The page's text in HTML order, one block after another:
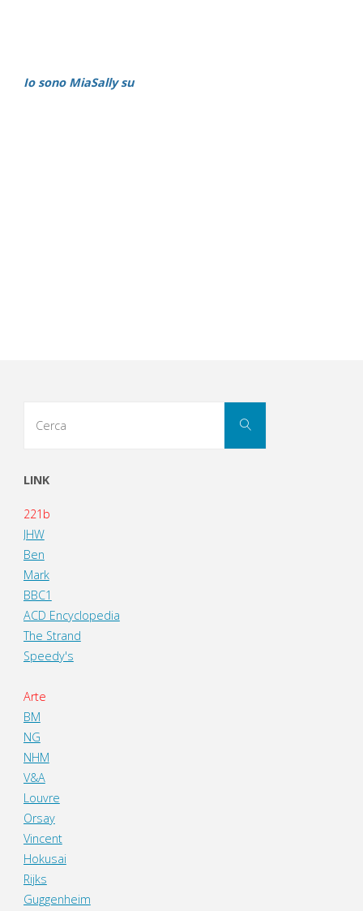
Io sono MiaSally su
Cerca
LINK
221b
JHW
Ben
Mark
BBC1
ACD Encyclopedia
The Strand
Speedy's
Arte
BM
NG
NHM
V&A
Louvre
Orsay
Vincent
Hokusai
Rijks
Guggenheim